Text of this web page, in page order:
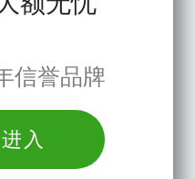
信誉品牌
入